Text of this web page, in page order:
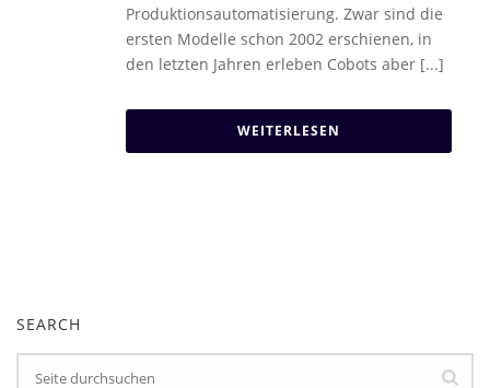
Produktionsautomatisierung. Zwar sind die
ersten Modelle schon 2002 erschienen, in
den letzten Jahren erleben Cobots aber [...]
WEITERLESEN
SEARCH